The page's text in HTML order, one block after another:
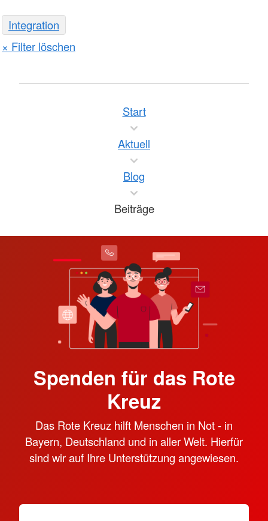
Integration
Filter löschen
Start
Aktuell
Blog
Beiträge
Spenden für das Rote
Kreuz
Das Rote Kreuz hilft Menschen in Not - in
Bayern, Deutschland und in aller Welt. Hierfür
sind wir auf Ihre Unterstützung angewiesen.